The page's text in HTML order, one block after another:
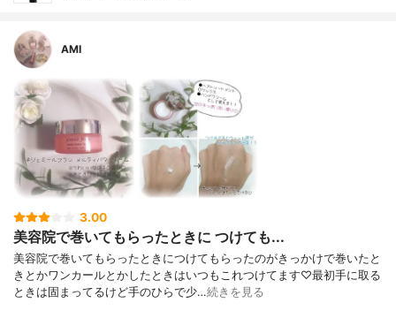
AMI
3.00
美容院で巻いてもらったときに つけても...
美容院で巻いてもらったときにつけてもらったのがきっかけで巻いたと
きとかワンカールとかしたときはいつもこれつけてます♡最初手に取る
ときは固まってるけど手のひらで少…続きを見る